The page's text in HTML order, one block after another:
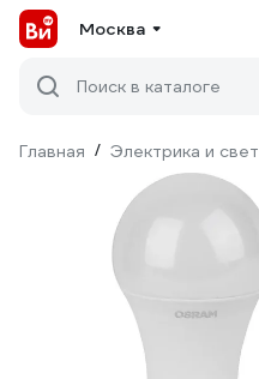
Москва
Поиск в каталоге
Главная / Электрика и свет